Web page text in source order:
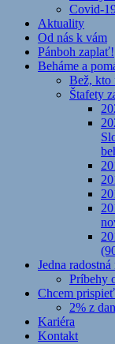
Covid-
Aktuality
Od nás k vám
Pánboh zaplať!
Beháme a
Bež, kto
Štafety
Jedna
Príbehy
Chcem prispieť
2% z
Kariéra
Kontakt